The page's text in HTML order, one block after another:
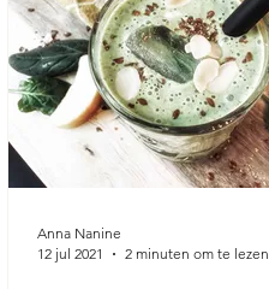
Anna Nanine
12 jul 2021
2 minuten om te lezen